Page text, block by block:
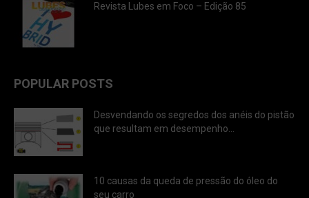
Revista Lubes em Foco – Edição 85
POPULAR POSTS
Desvendando os segredos dos anéis do pistão
que resultam em desempenho...
10 causas da queda de pressão do óleo do
seu carro